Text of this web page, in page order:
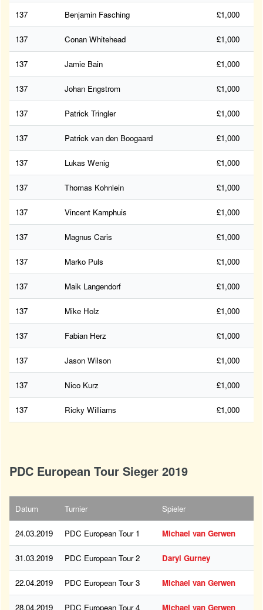
137 Benjamin Fasching £1,000
137 Conan Whitehead £1,000
137 Jamie Bain £1,000
137 Johan Engstrom £1,000
137 Patrick Tringler £1,000
137 Patrick van den Boogaard £1,000
137 Lukas Wenig £1,000
137 Thomas Kohnlein £1,000
137 Vincent Kamphuis £1,000
137 Magnus Caris £1,000
137 Marko Puls £1,000
137 Maik Langendorf £1,000
137 Mike Holz £1,000
137 Fabian Herz £1,000
137 Jason Wilson £1,000
137 Nico Kurz £1,000
137 Ricky Williams £1,000
PDC European Tour Sieger 2019
Datum Turnier Spieler
24.03.2019 PDC European Tour 1 Michael van Gerwen
31.03.2019 PDC European Tour 2 Daryl Gurney
22.04.2019 PDC European Tour 3 Michael van Gerwen
28.04.2019 PDC European Tour 4 Michael van Gerwen